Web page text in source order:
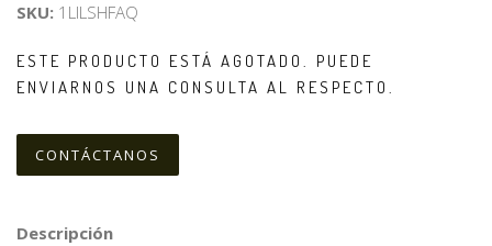
SKU: 1LILSHFAQ
ESTE PRODUCTO ESTÁ AGOTADO. PUEDE
ENVIARNOS UNA CONSULTA AL RESPECTO.
CONTÁCTANOS
Descripción